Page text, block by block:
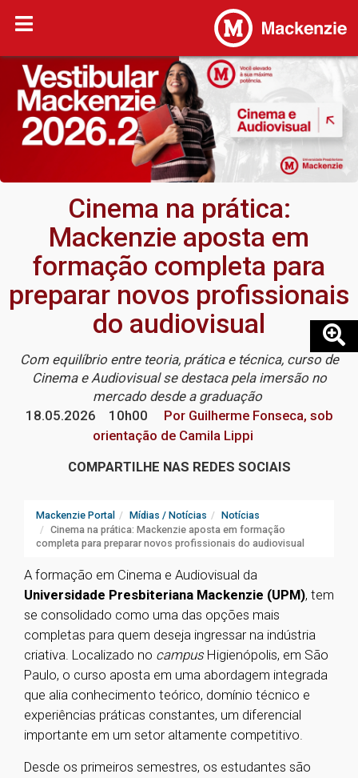
Cinema na prática:
Mackenzie aposta em
formação completa para
preparar novos profissionais
do audiovisual
Com equilíbrio entre teoria, prática e técnica, curso de
Cinema e Audiovisual se destaca pela imersão no
mercado desde a graduação
18.05.2026
10h00
Por Guilherme Fonseca, sob
orientação de Camila Lippi
COMPARTILHE NAS REDES SOCIAIS
Mackenzie Portal Mídias / Notícias
Notícias
Cinema na prática: Mackenzie aposta em formação
completa para preparar novos profissionais do audiovisual
A formação em Cinema e Audiovisual da
Universidade Presbiteriana Mackenzie (UPM), tem
se consolidado como uma das opções mais
completas para quem deseja ingressar na indústria
criativa. Localizado no campus Higienópolis, em São
Paulo, o curso aposta em uma abordagem integrada
que alia conhecimento teórico, domínio técnico e
experiências práticas constantes, um diferencial
importante em um setor altamente competitivo.
Desde os primeiros semestres, os estudantes são